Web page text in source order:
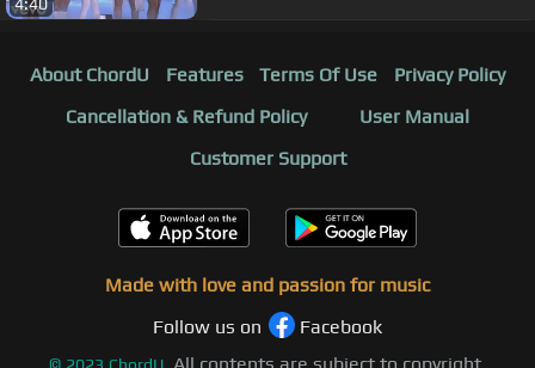
4:40
About ChordU Features Terms Of Use
Privacy Policy
Cancellation & Refund Policy
User Manual
Customer Support
Made with love and passion for music
Follow us on
Facebook